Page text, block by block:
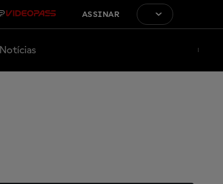
ASSINAR
Notícias